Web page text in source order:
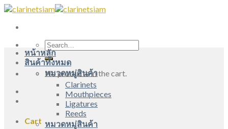
Skip
content
Search
for:
No products in the cart.
Cart
หน้าหลัก
สินค้าทั้งหมด
หมวดหมู่สินค้า
Clarinets
Mouthpieces
Ligatures
Reeds
หมวดหมู่สินค้า